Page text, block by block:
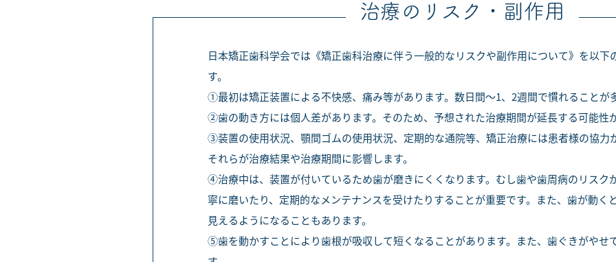
治療のリスク・副作用
日本矯正歯科学会では《矯正歯科治療に伴う一般的なリスクや副作用について》を以下
す。
①最初は矯正装置による不快感、痛み等があります。数日間～1、2週間で慣れることが
②歯の動き方には個人差があります。そのため、予想された治療期間が延長する可能性
③装置の使用状況、顎間ゴムの使用状況、定期的な通院等、矯正治療には患者様の協力
それらが治療結果や治療期間に影響します。
④治療中は、装置が付いているため歯が磨きにくくなります。むし歯や歯周病のリスク
寧に磨いたり、定期的なメンテナンスを受けたりすることが重要です。また、歯が動く
見えるようになることもあります。
⑤歯を動かすことにより歯根が吸収して短くなることがあります。また、歯ぐきがやせ